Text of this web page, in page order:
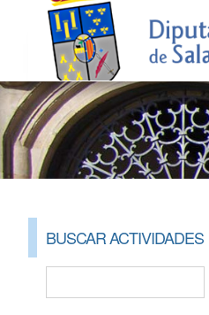
BUSCAR ACTIVIDADES